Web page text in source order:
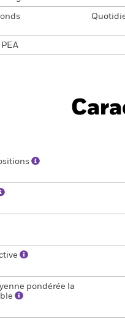
pondérée la